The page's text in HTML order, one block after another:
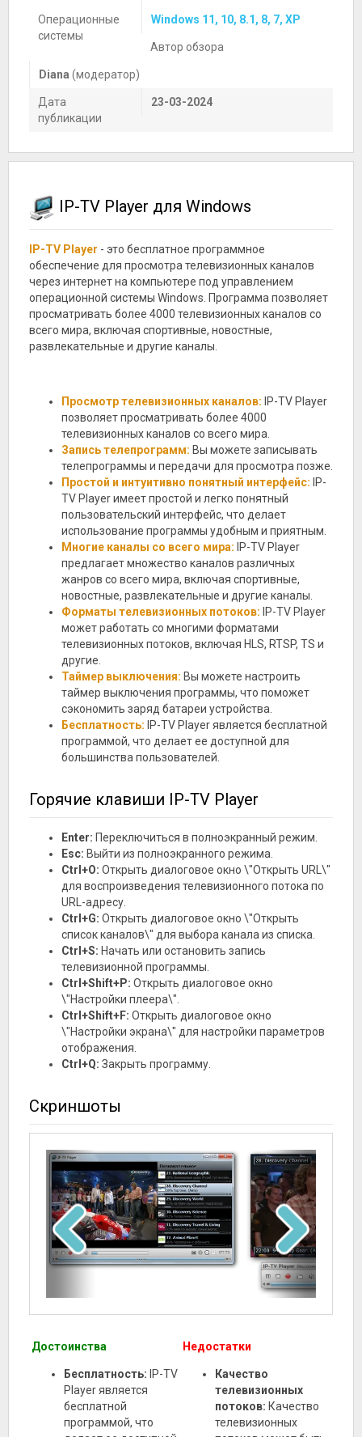
Операционные
системы
Windows 11, 10, 8.1, 8, 7, XP
Автор обзора
Diana (модератор)
Дата
публикации
23-03-2024
IP-TV Player для Windows
IP-TV Player - это бесплатное программное
обеспечение для просмотра телевизионных каналов
через интернет на компьютере под управлением
операционной системы Windows. Программа позволяет
просматривать более 4000 телевизионных каналов со
всего мира, включая спортивные, новостные,
развлекательные и другие каналы.
Просмотр телевизионных каналов: IP-TV Player
позволяет просматривать более 4000
телевизионных каналов со всего мира.
Запись телепрограмм: Вы можете записывать
телепрограммы и передачи для просмотра позже.
Простой и интуитивно понятный интерфейс: IP-
TV Player имеет простой и легко понятный
пользовательский интерфейс, что делает
использование программы удобным и приятным.
Многие каналы со всего мира: IP-TV Player
предлагает множество каналов различных
жанров со всего мира, включая спортивные,
новостные, развлекательные и другие каналы.
Форматы телевизионных потоков: IP-TV Player
может работать со многими форматами
телевизионных потоков, включая HLS, RTSP, TS и
другие.
Таймер выключения: Вы можете настроить
таймер выключения программы, что поможет
сэкономить заряд батареи устройства.
Бесплатность: IP-TV Player является бесплатной
программой, что делает ее доступной для
большинства пользователей.
Горячие клавиши IP-TV Player
Enter: Переключиться в полноэкранный режим.
Esc: Выйти из полноэкранного режима.
Ctrl+O: Открыть диалоговое окно \"Открыть URL\"
для воспроизведения телевизионного потока по
URL-адресу.
Ctrl+G: Открыть диалоговое окно \"Открыть
список каналов\" для выбора канала из списка.
Ctrl+S: Начать или остановить запись
телевизионной программы.
Ctrl+Shift+P: Открыть диалоговое окно
\"Настройки плеера\".
Ctrl+Shift+F: Открыть диалоговое окно
\"Настройки экрана\" для настройки параметров
отображения.
Ctrl+Q: Закрыть программу.
Скриншоты
Достоинства
Бесплатность: IP-TV
Player является
бесплатной
программой, что
Недостатки
Качество
телевизионных
потоков: Качество
телевизионных